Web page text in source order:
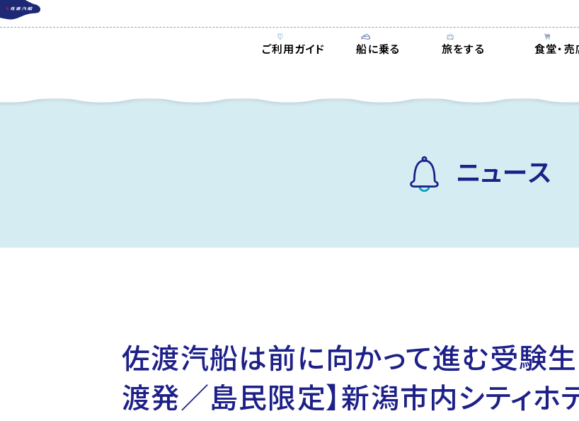
ご利用ガイド 船に乗る 旅をする 食堂・売
ニュース
佐渡汽船は前に向かって進む受験生
渡発／島民限定】新潟市内シティホ